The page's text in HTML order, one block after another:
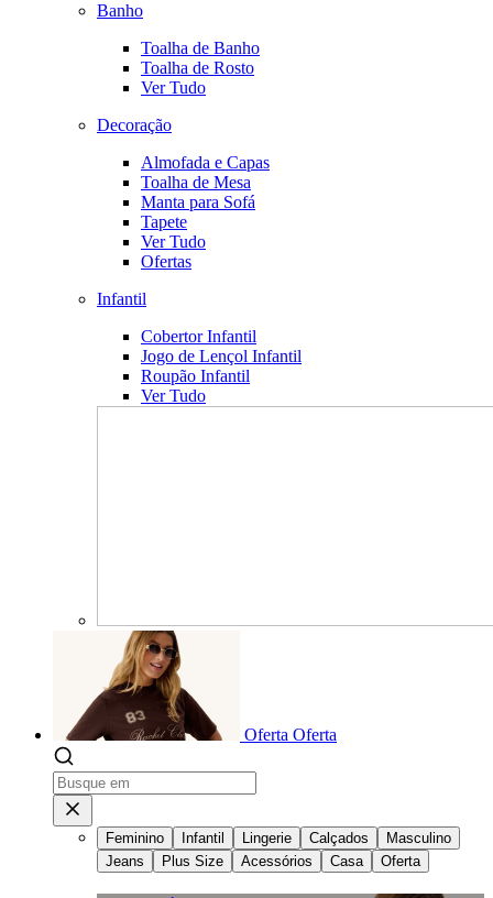
Banho
Toalha de Banho
Toalha de Rosto
Ver Tudo
Decoração
Almofada e Capas
Toalha de Mesa
Manta para Sofá
Tapete
Ver Tudo
Ofertas
Infantil
Cobertor Infantil
Jogo de Lençol Infantil
Roupão Infantil
Ver Tudo
Oferta Oferta
Feminino Infantil Lingerie Calçados
Masculino
Jeans
Plus Size Acessórios Casa Oferta